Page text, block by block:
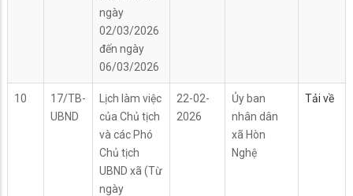
ngày
02/03/2026
đến ngày
06/03/2026
10
17/TB-
UBND
Lịch làm việc
của Chủ tịch
và các Phó
Chủ tịch
UBND xã (Từ
ngày
22-02-
2026
Ủy ban
nhân dân
xã Hòn
Nghệ
Tải về